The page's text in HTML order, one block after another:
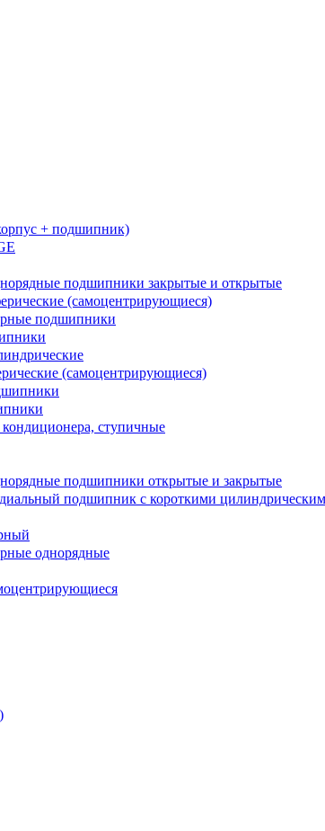
+ подшипник)
подшипники закрытые и открытые
(самоцентрирующиеся)
подшипники
(самоцентрирующиеся)
ступичные
подшипники открытые и закрытые
подшипник с короткими
однорядные